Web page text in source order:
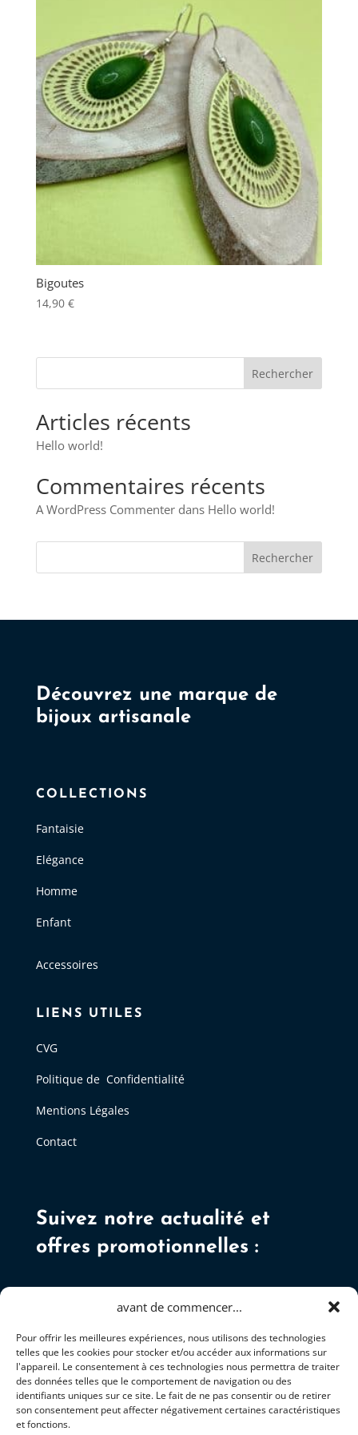
avant de commencer...
Pour offrir les meilleures expériences, nous utilisons des technologies
telles que les cookies pour stocker et/ou accéder aux informations sur
l'appareil. Le consentement à ces technologies nous permettra de traiter
des données telles que le comportement de navigation ou des
identifiants uniques sur ce site. Le fait de ne pas consentir ou de retirer
son consentement peut affecter négativement certaines caractéristiques
et fonctions.
Bigoutes
14,90 €
Articles récents
Hello world!
Commentaires récents
A WordPress Commenterdans Hello world!
Rechercher
Découvrez une marque de
bijoux artisanale
COLLECTIONS
Fantaisie
Elégance
Homme
Enfant
Accessoires
LIENS UTILES
CVG
Politique de Confidentialité
Mentions Légales
Contact
Suivez notre actualité et
offres promotionnelles :
S'ABONNER